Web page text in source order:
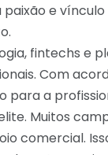
e vínculo
fintechs e
Com
a
Muitos
comercial.